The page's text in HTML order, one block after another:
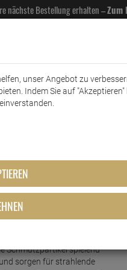
nächste Bestellung erhalten –Zum
HAUSHALT KFZ
Zitronenduft
Schmutzpartikel spielend
sorgen für strahlende
unser Angebot zu
Indem Sie auf "Akzeptieren"